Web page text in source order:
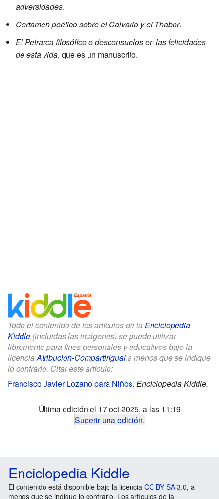
adversidades.
Certamen poético sobre el Calvario y el Thabor.
El Petrarca filosófico o desconsuelos en las felicidades
de esta vida, que es un manuscrito.
Todo el contenido de los artículos de la Enciclopedia
Kiddle (incluidas las imágenes) se puede utilizar
libremente para fines personales y educativos bajo la
licencia Atribución-CompartirIguala menos que se indique
lo contrario. Citar este artículo:
Francisco Javier Lozano para Niños. Enciclopedia Kiddle.
Última edición el 17 oct 2025, a las 11:19
Sugerir una edición.
Enciclopedia Kiddle
El contenido está disponible bajo la licencia CC BY-SA 3.0, a
menos que se indique lo contrario. Los artículos de la